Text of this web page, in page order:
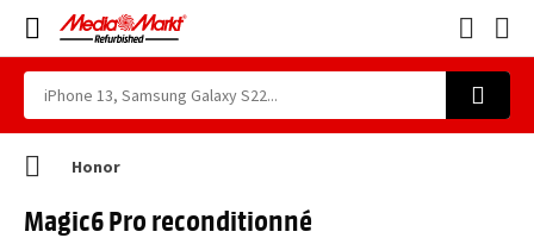
Honor
Magic6 Pro reconditionné